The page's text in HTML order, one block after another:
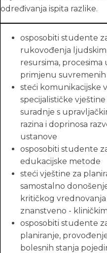
određivanja ispita razlike.
osposobiti studente
rukovođenja
resursima, procesima
primjenu suvremenih
steći komunikacijske
specijalističke
suradnje s
razina i doprinosa
ustanove
osposobiti studente
edukacijske metode
steći vještine za
samostalno
kritičkog
znanstveno -
osposobiti studente
planiranje,
bolesnih stanja